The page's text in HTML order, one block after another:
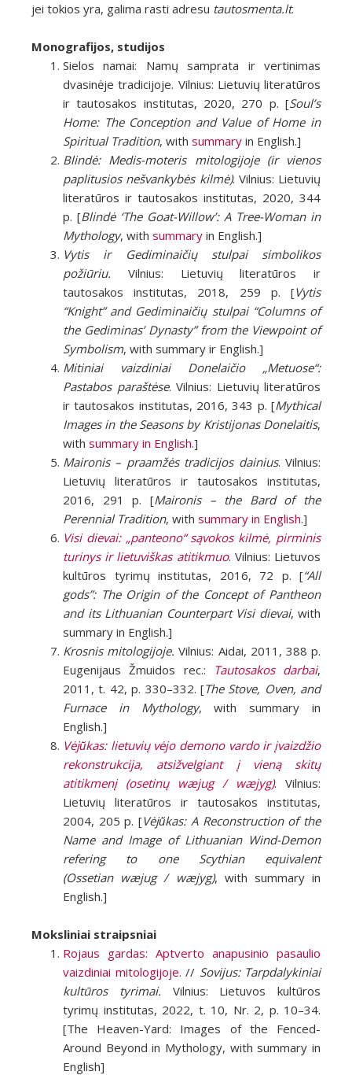
jei tokios yra, galima rasti adresu tautosmenta.lt.
Monografijos, studijos
Sielos namai: Namų samprata ir vertinimas
dvasinėje tradicijoje. Vilnius: Lietuvių literatūros
ir tautosakos institutas, 2020, 270 p. [Soul’s
Home: The Conception and Value of Home in
Spiritual Tradition, with summary in English.]
Blindė: Medis-moteris mitologijoje (ir vienos
paplitusios nešvankybės kilmė). Vilnius: Lietuvių
literatūros ir tautosakos institutas, 2020, 344
p. [Blindė ‘The Goat-Willow’: A Tree-Woman in
Mythology, with summary in English.]
Vytis ir Gediminaičių stulpai simbolikos
požiūriu. Vilnius: Lietuvių literatūros ir
tautosakos institutas, 2018, 259 p. [Vytis
“Knight” and Gediminaičių stulpai “Columns of
the Gediminas’ Dynasty” from the Viewpoint of
Symbolism, with summary ir English.]
Mitiniai vaizdiniai Donelaičio „Metuose“:
Pastabos paraštėse. Vilnius: Lietuvių literatūros
ir tautosakos institutas, 2016, 343 p. [Mythical
Images in the Seasons by Kristijonas Donelaitis,
with summary in English.]
Maironis – praamžės tradicijos dainius. Vilnius:
Lietuvių literatūros ir tautosakos institutas,
2016, 291 p. [Maironis – the Bard of the
Perennial Tradition, with summary in English.]
Visi dievai: „panteono“ sąvokos kilmė, pirminis
turinys ir lietuviškas atitikmuo. Vilnius: Lietuvos
kultūros tyrimų institutas, 2016, 72 p. [“All
gods”: The Origin of the Concept of Pantheon
and its Lithuanian Counterpart Visi dievai, with
summary in English.]
Krosnis mitologijoje. Vilnius: Aidai, 2011, 388 p.
Eugenijaus Žmuidos rec.:
Tautosakos darbai,
2011, t. 42, p. 330–332. [The Stove, Oven, and
Furnace in Mythology, with summary in
English.]
Vėjū̆kas: lietuvių vėjo demono vardo ir įvaizdžio
rekonstrukcija, atsižvelgiant į vieną skitų
atitikmenį (osetinų wæjug / wæjyg). Vilnius:
Lietuvių literatūros ir tautosakos institutas,
2004, 205 p. [Vėjū̆kas: A Reconstruction of the
Name and Image of Lithuanian Wind-Demon
refering to one Scythian equivalent
(Ossetian wæjug / wæjyg), with summary in
English.]
Moksliniai straipsniai
Rojaus gardas: Aptverto anapusinio pasaulio
vaizdiniai mitologijoje. // Sovijus: Tarpdalykiniai
kultūros tyrimai. Vilnius: Lietuvos kultūros
tyrimų institutas, 2022, t. 10, Nr. 2, p. 10–34.
[The Heaven-Yard: Images of the Fenced-
Around Beyond in Mythology, with summary in
English]